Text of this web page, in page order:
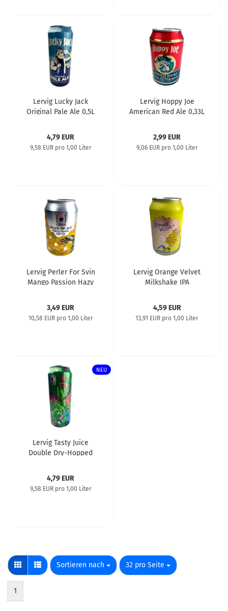
Lervig Lucky Jack
Original Pale Ale 0,5L
4,79 EUR
9,58 EUR pro 1,00 Liter
Lervig Hoppy Joe
American Red Ale 0,33L
2,99 EUR
9,06 EUR pro 1,00 Liter
Lervig Perler For Svin
Mango Passion Hazy
3,49 EUR
10,58 EUR pro 1,00 Liter
Lervig Orange Velvet
Milkshake IPA
4,59 EUR
13,91 EUR pro 1,00 Liter
NEU
Lervig Tasty Juice
Double Dry-Hopped
4,79 EUR
9,58 EUR pro 1,00 Liter
Sortieren nach
Sortieren nach 32 pro Seite
pro Seite
1